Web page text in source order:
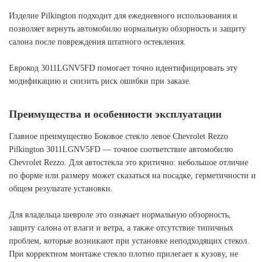
Изделие Pilkington подходит для ежедневного использования и
позволяет вернуть автомобилю нормальную обзорность и защиту
салона после повреждения штатного остекления.
Еврокод 3011LGNV5FD помогает точно идентифицировать эту
модификацию и снизить риск ошибки при заказе.
Преимущества и особенности эксплуатации
Главное преимущество Боковое стекло левое Chevrolet Rezzo
Pilkington 3011LGNV5FD — точное соответствие автомобилю
Chevrolet Rezzo. Для автостекла это критично: небольшое отличие
по форме или размеру может сказаться на посадке, герметичности и
общем результате установки.
Для владельца шевроле это означает нормальную обзорность,
защиту салона от влаги и ветра, а также отсутствие типичных
проблем, которые возникают при установке неподходящих стекол.
При корректном монтаже стекло плотно прилегает к кузову, не